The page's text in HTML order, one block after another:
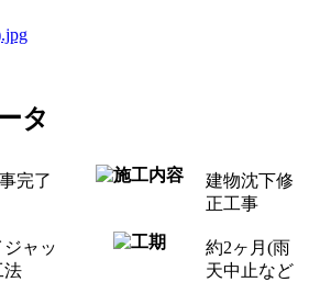
タ
完了
建物沈下修
正工事
ジャッ
法
約2ヶ月(雨
天中止など